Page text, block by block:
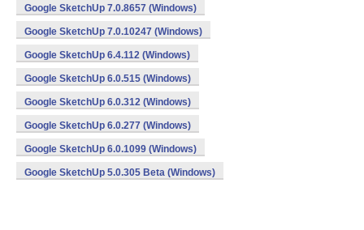
Google SketchUp 7.0.8657 (Windows)
Google SketchUp 7.0.10247 (Windows)
Google SketchUp 6.4.112 (Windows)
Google SketchUp 6.0.515 (Windows)
Google SketchUp 6.0.312 (Windows)
Google SketchUp 6.0.277 (Windows)
Google SketchUp 6.0.1099 (Windows)
Google SketchUp 5.0.305 Beta (Windows)